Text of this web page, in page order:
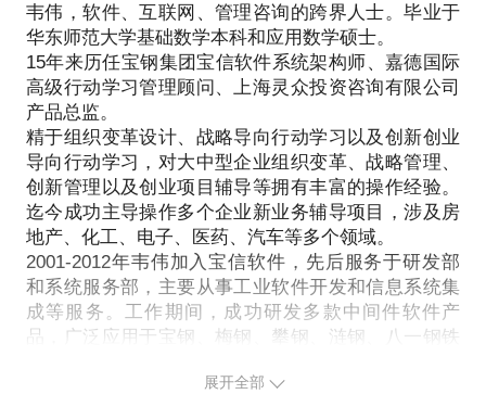
那是浪费时间。
如果你在创业路上，你有如下的困惑的话，我可以帮
助到你：
不清楚自己或团队的创业想法是否有效？
是否需要调整？
如何形成商业模式？
如何验证商业模式的有效性？
如何在创业路上不断进行调整和优化？
我愿意与你分享的内容包括：
创业者的系统化方法；
创业过程中的坚持与转向；
提供疑惑答疑和交流 。
PS.在选择与我见面前，请把你的问题更具体化。毕
提前发给我，方便我做更精确的准备，提升见面效
韦伟，软件、互联网、管理咨询的跨界人士。毕业于
华东师范大学基础数学本科和应用数学硕士。
15年来历任宝钢集团宝信软件系统架构师、嘉德国际
高级行动学习管理顾问、上海灵众投资咨询有限公司
产品总监。
精于组织变革设计、战略导向行动学习以及创新创业
导向行动学习，对大中型企业组织变革、战略管理、
创新管理以及创业项目辅导等拥有丰富的操作经验。
迄今成功主导操作多个企业新业务辅导项目，涉及房
地产、化工、电子、医药、汽车等多个领域。
2001-2012年韦伟加入宝信软件，先后服务于研发部
和系统服务部，主要从事工业软件开发和信息系统集
成等服务。工作期间，成功研发多款中间件软件产
品，广泛应用于宝钢、梅钢、攀钢、涟钢、八一钢铁
优秀员工、宝钢新长征突击手、上海软件行业标兵等
展开全部